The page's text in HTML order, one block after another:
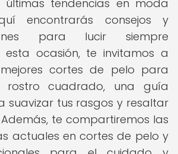
tendencias en moda
encontrarás consejos y
para lucir siempre
esta ocasión, te invitamos a
cortes de pelo para
rostro cuadrado, una guía
suavizar tus rasgos y resaltar
te compartiremos las
actuales en cortes de pelo y